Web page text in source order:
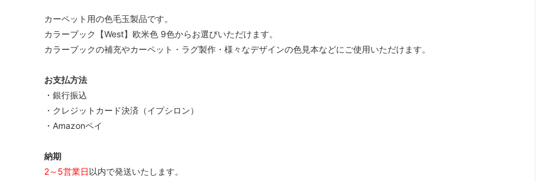
カーペット用の色毛玉製品です。
カラーブック【West】欧米色 9色からお選びいただけます。
カラーブックの補充やカーペット・ラグ製作・様々なデザインの色見本などにご使用いただけます。
お支払方法
・銀行振込
・クレジットカード決済（イプシロン）
・Amazonペイ
納期
2～5営業日以内で発送いたします。